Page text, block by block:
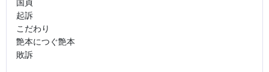
国貞
起訴
こだわり
艶本につぐ艶本
敗訴